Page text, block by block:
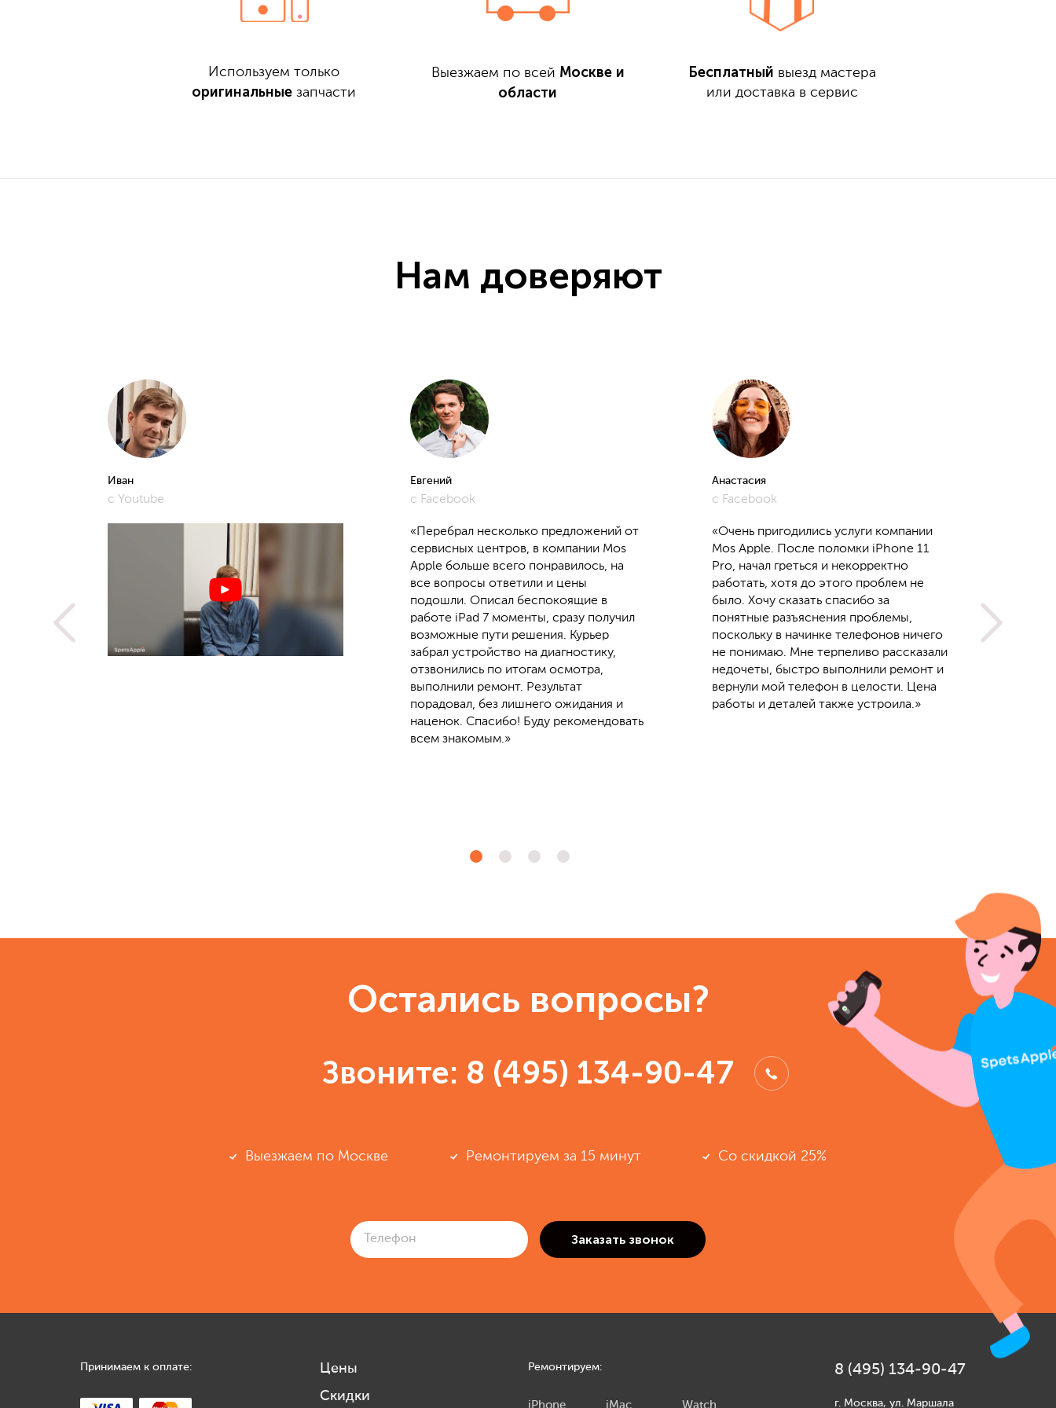
Используем только
оригинальные запчасти
Выезжаем по всей Москве и
области
Бесплатный выезд мастера
или доставка в сервис
Нам доверяют
Иван
с Youtube
Евгений
с Facebook
«Перебрал несколько предложений от
сервисных центров, в компании Mos
Apple больше всего понравилось, на
все вопросы ответили и цены
подошли. Описал беспокоящие в
работе iPad 7 моменты, сразу получил
возможные пути решения. Курьер
забрал устройство на диагностику,
отзвонились по итогам осмотра,
выполнили ремонт. Результат
порадовал, без лишнего ожидания и
наценок. Спасибо! Буду рекомендовать
всем знакомым.»
Анастасия
с Facebook
«Очень пригодились услуги компании
Mos Apple. После поломки iPhone 11
Pro, начал греться и некорректно
работать, хотя до этого проблем не
было. Хочу сказать спасибо за
понятные разъяснения проблемы,
поскольку в начинке телефонов ничего
не понимаю. Мне терпеливо рассказали
недочеты, быстро выполнили ремонт и
вернули мой телефон в целости. Цена
работы и деталей также устроила.»
Остались вопросы?
Звоните: 8 (495) 134-90-47
Выезжаем по Москве Ремонтируем за 15 минут Со скидкой 25%
Принимаем к оплате:
Цены
Скидки
Ремонтируем:
iPhone iMac Watch
8 (495) 134-90-47
г. Москва, ул. Маршала